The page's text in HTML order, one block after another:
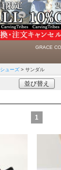
GRACE
シューズ > サンダル
並び替え
1